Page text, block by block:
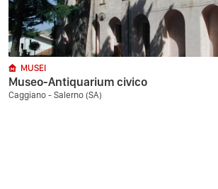
MUSEI
Museo-Antiquarium civico
Caggiano - Salerno (SA)